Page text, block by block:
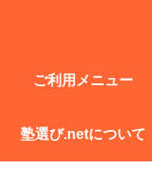
ご利用メニュー
塾選び.netについて